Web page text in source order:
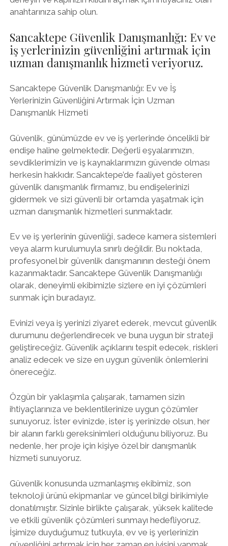
anahtarınıza sahip olun.
Sancaktepe Güvenlik Danışmanlığı: Ev ve
iş yerlerinizin güvenliğini artırmak için
uzman danışmanlık hizmeti veriyoruz.
Sancaktepe Güvenlik Danışmanlığı: Ev ve İş
Yerlerinizin Güvenliğini Artırmak İçin Uzman
Danışmanlık Hizmeti
Güvenlik, günümüzde ev ve iş yerlerinde öncelikli bir
endişe haline gelmektedir. Değerli eşyalarımızın,
sevdiklerimizin ve iş kaynaklarımızın güvende olması
herkesin hakkıdır. Sancaktepe’de faaliyet gösteren
güvenlik danışmanlık firmamız, bu endişelerinizi
gidermek ve sizi güvenli bir ortamda yaşatmak için
uzman danışmanlık hizmetleri sunmaktadır.
Ev ve iş yerlerinin güvenliği, sadece kamera sistemleri
veya alarm kurulumuyla sınırlı değildir. Bu noktada,
profesyonel bir güvenlik danışmanının desteği önem
kazanmaktadır. Sancaktepe Güvenlik Danışmanlığı
olarak, deneyimli ekibimizle sizlere en iyi çözümleri
sunmak için buradayız.
Evinizi veya iş yerinizi ziyaret ederek, mevcut güvenlik
durumunu değerlendirecek ve buna uygun bir strateji
geliştireceğiz. Güvenlik açıklarını tespit edecek, riskleri
analiz edecek ve size en uygun güvenlik önlemlerini
önereceğiz.
Özgün bir yaklaşımla çalışarak, tamamen sizin
ihtiyaçlarınıza ve beklentilerinize uygun çözümler
sunuyoruz. İster evinizde, ister iş yerinizde olsun, her
bir alanın farklı gereksinimleri olduğunu biliyoruz. Bu
nedenle, her proje için kişiye özel bir danışmanlık
hizmeti sunuyoruz.
Güvenlik konusunda uzmanlaşmış ekibimiz, son
teknoloji ürünü ekipmanlar ve güncel bilgi birikimiyle
donatılmıştır. Sizinle birlikte çalışarak, yüksek kalitede
ve etkili güvenlik çözümleri sunmayı hedefliyoruz.
İşimize duyduğumuz tutkuyla, ev ve iş yerlerinizin